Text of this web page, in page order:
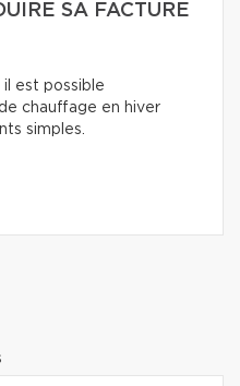
SA FACTURE
il est possible
chauffage en hiver
simples.